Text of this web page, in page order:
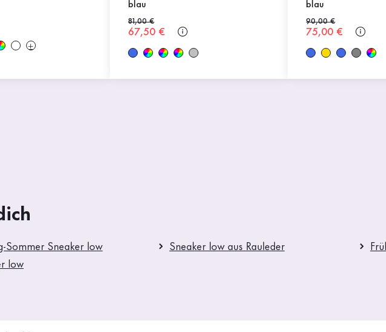
blau
Alter Preis
81,00 €
Neuer Preis
67,50 €
blau
Alter Preis
90,00 €
Neuer Preis
75,00 €
Sommer Sneaker low Sneaker low aus Rauleder
low